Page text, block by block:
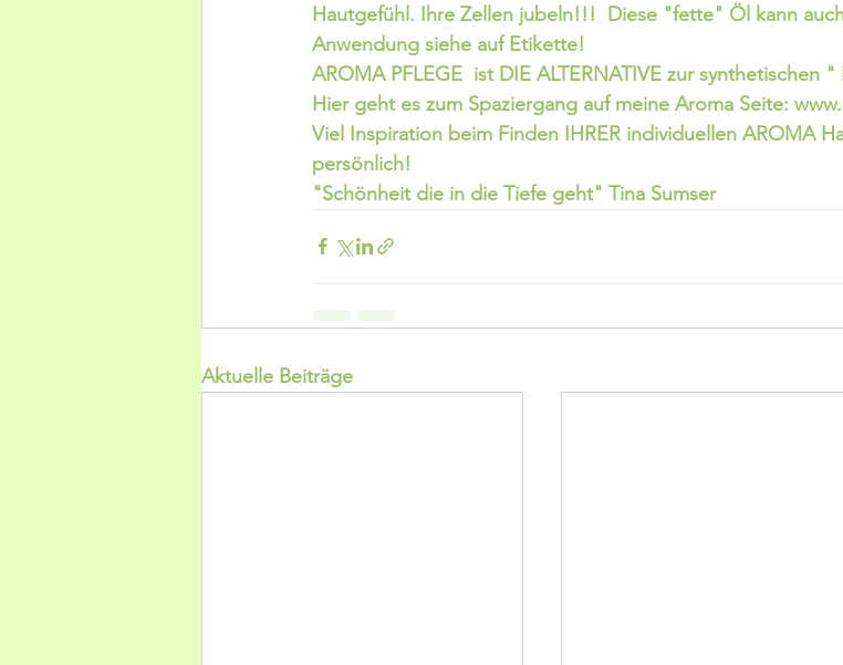
Hautgefühl. Ihre Zellen jubeln!!!  Diese "fette" Öl kann
Anwendung siehe auf Etikette!
AROMA PFLEGE  ist DIE ALTERNATIVE zur synthetischen
Hier geht es zum Spaziergang auf meine Aroma Seite:
Viel Inspiration beim Finden IHRER individuellen AROMA
persönlich!
"Schönheit die in die Tiefe geht" Tina Sumser
Aktuelle Beiträge